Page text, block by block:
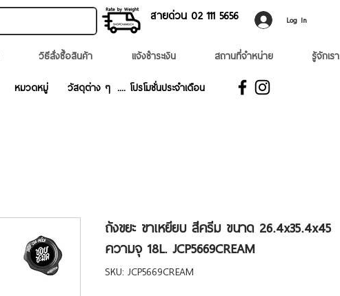
สายด่วน 02 ​111 5656 Log In
วิธีสั่งซื้อสินค้า แจ้งชำระเงิน สถานที่จำหน่าย รู้จักเรา
หมวดหมู่ วัสดุต่าง ๆ .... โปรโมชั่นประจำเดือน
ถังขยะ ขาเหยียบ สีครีม ขนาด 26.4x35.4x45
ความจุ 18L. JCP5669CREAM
SKU: JCP5669CREAM